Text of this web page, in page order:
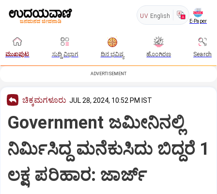
UV English
E-Paper
ಮುಖಪುಟ ಸುದ್ದಿ ವಿಭಾಗ ದಿನ ಭವಿಷ್ಯ ಹೊಂಗಿರಣ Search
ADVERTISEMENT
ಚಿಕ್ಕಮಗಳೂರು JUL 28, 2024, 10:52 PM IST
Government ಜಮೀನಿನಲ್ಲಿ
ನಿರ್ಮಿಸಿದ್ದ ಮನೆಕುಸಿದು ಬಿದ್ದರೆ 1
ಲಕ್ಷ ಪರಿಹಾರ: ಜಾರ್ಜ್‌